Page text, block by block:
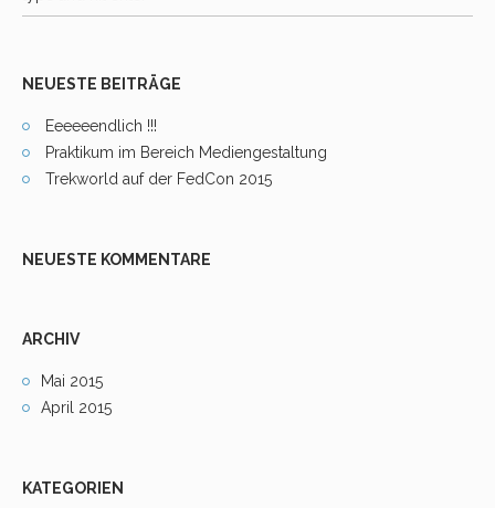
NEUESTE BEITRÄGE
Eeeeeendlich !!!
Praktikum im Bereich Mediengestaltung
Trekworld auf der FedCon 2015
NEUESTE KOMMENTARE
ARCHIV
Mai 2015
April 2015
KATEGORIEN